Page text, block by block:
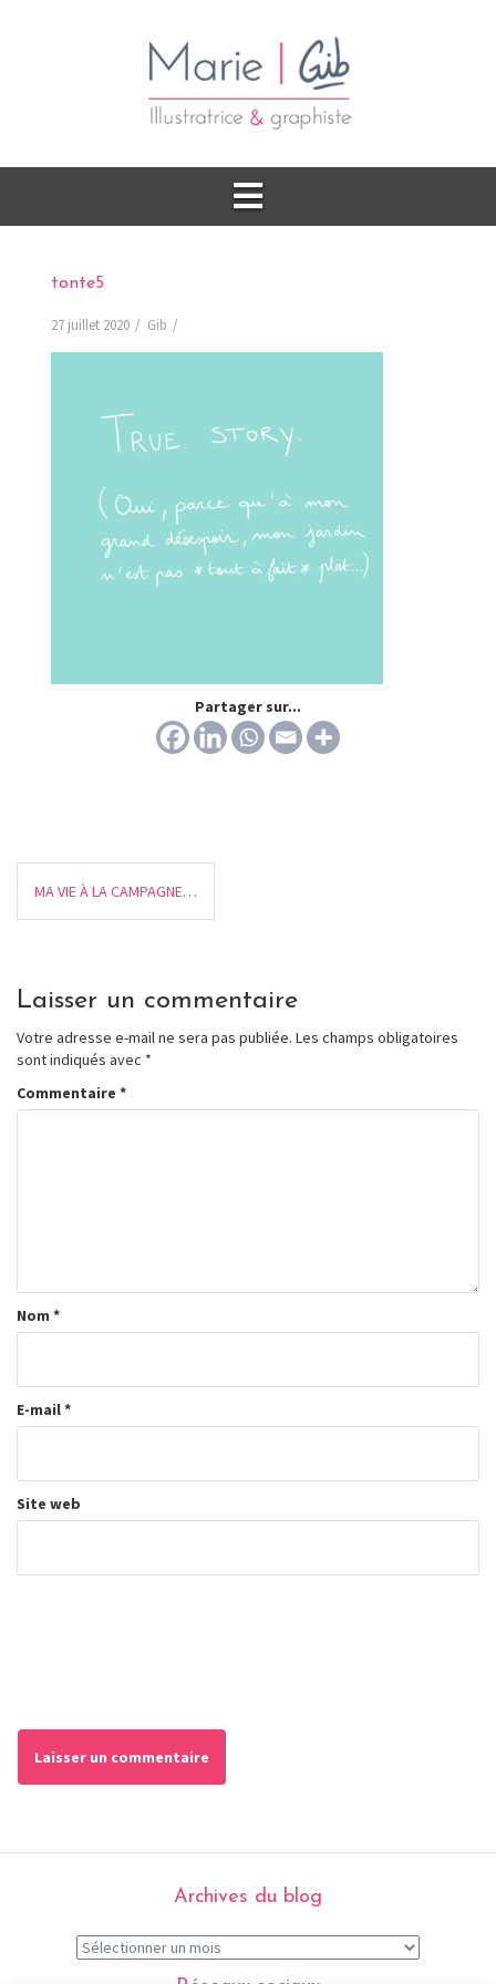
tonte5
27 juillet 2020 Gib
Partager sur...
MA VIE À LA CAMPAGNE…
Laisser un commentaire
Votre adresse e-mail ne sera pas publiée. Les champs obligatoires
sont indiqués avec *
Commentaire *
Nom *
E-mail*
Site web
Archives du blog